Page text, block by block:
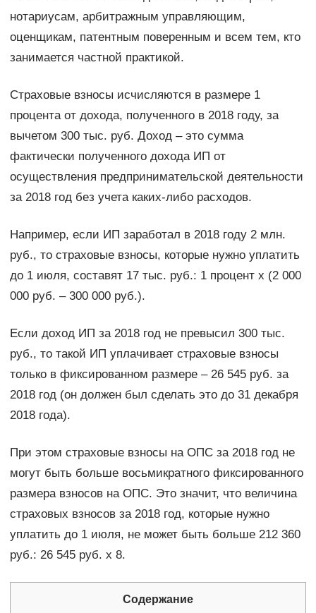
нотариусам, арбитражным управляющим,
оценщикам, патентным поверенным и всем тем, кто
занимается частной практикой.
Страховые взносы исчисляются в размере 1
процента от дохода, полученного в 2018 году, за
вычетом 300 тыс. руб. Доход – это сумма
фактически полученного дохода ИП от
осуществления предпринимательской деятельности
за 2018 год без учета каких-либо расходов.
Например, если ИП заработал в 2018 году 2 млн.
руб., то страховые взносы, которые нужно уплатить
до 1 июля, составят 17 тыс. руб.: 1 процент х (2 000
000 руб. – 300 000 руб.).
Если доход ИП за 2018 год не превысил 300 тыс.
руб., то такой ИП уплачивает страховые взносы
только в фиксированном размере – 26 545 руб. за
2018 год (он должен был сделать это до 31 декабря
2018 года).
При этом страховые взносы на ОПС за 2018 год не
могут быть больше восьмикратного фиксированного
размера взносов на ОПС. Это значит, что величина
страховых взносов за 2018 год, которые нужно
уплатить до 1 июля, не может быть больше 212 360
руб.: 26 545 руб. х 8.
Содержание